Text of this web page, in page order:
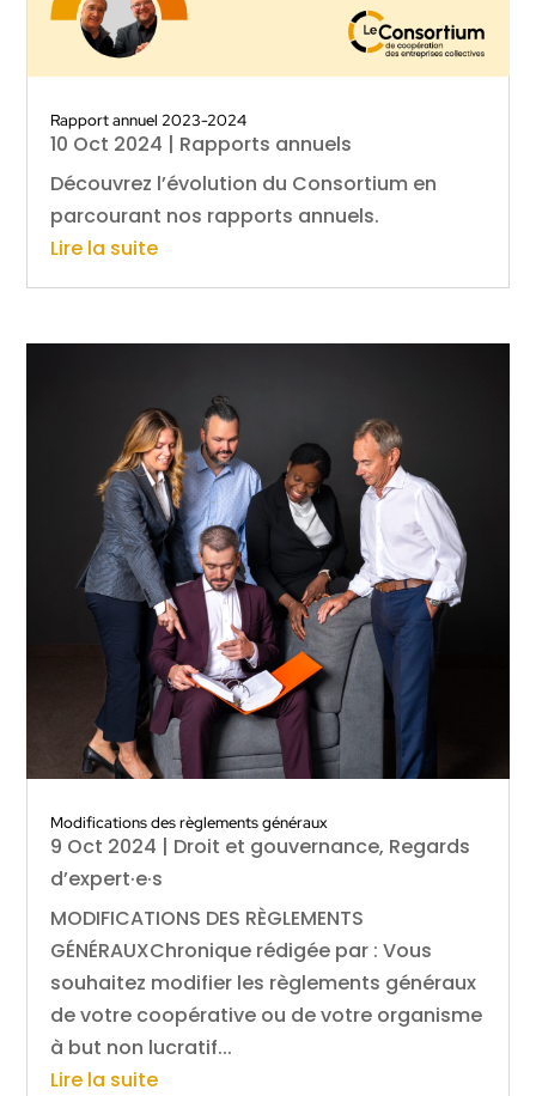
Rapport annuel 2023-2024
10 Oct 2024 | Rapports annuels
Découvrez l’évolution du Consortium en
parcourant nos rapports annuels.
Lire la suite
Modifications des règlements généraux
9 Oct 2024 | Droit et gouvernance, Regards
d’expert·e·s
MODIFICATIONS DES RÈGLEMENTS
GÉNÉRAUXChronique rédigée par : Vous
souhaitez modifier les règlements généraux
de votre coopérative ou de votre organisme
à but non lucratif...
Lire la suite